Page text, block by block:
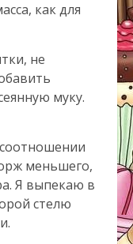
как для
не
муку.
меньшего,
Я выпекаю в
стелю